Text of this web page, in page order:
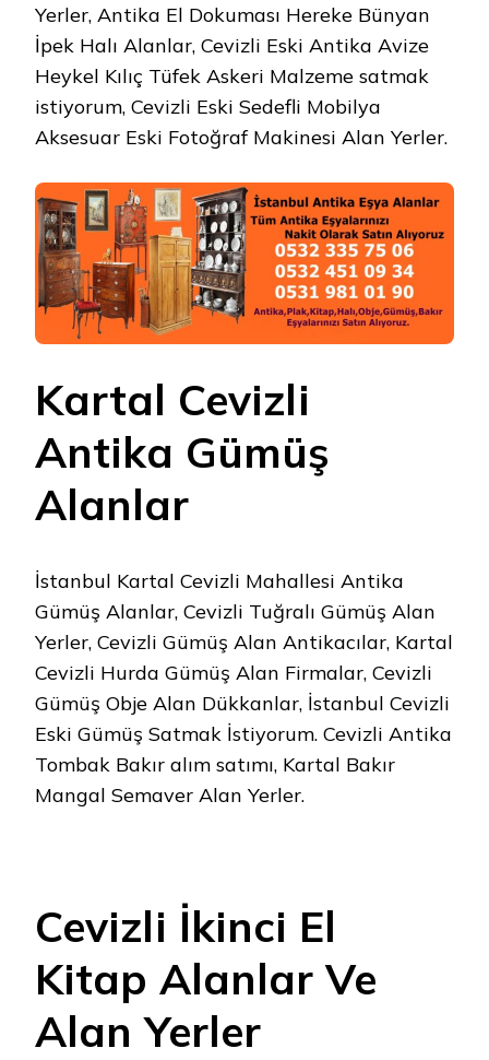
Yerler, Antika El Dokuması Hereke Bünyan
İpek Halı Alanlar, Cevizli Eski Antika Avize
Heykel Kılıç Tüfek Askeri Malzeme satmak
istiyorum, Cevizli Eski Sedefli Mobilya
Aksesuar Eski Fotoğraf Makinesi Alan Yerler.
Kartal Cevizli
Antika Gümüş
Alanlar
İstanbul Kartal Cevizli Mahallesi Antika
Gümüş Alanlar, Cevizli Tuğralı Gümüş Alan
Yerler, Cevizli Gümüş Alan Antikacılar, Kartal
Cevizli Hurda Gümüş Alan Firmalar, Cevizli
Gümüş Obje Alan Dükkanlar, İstanbul Cevizli
Eski Gümüş Satmak İstiyorum. Cevizli Antika
Tombak Bakır alım satımı, Kartal Bakır
Mangal Semaver Alan Yerler.
Cevizli İkinci El
Kitap Alanlar Ve
Alan Yerler